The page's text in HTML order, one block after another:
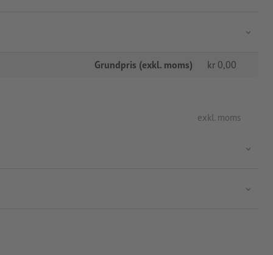
Grundpris (exkl. moms) kr 0,00
exkl. moms